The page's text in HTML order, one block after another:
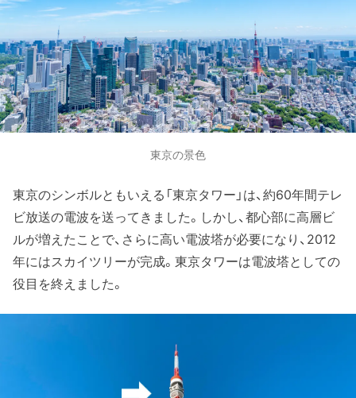
東京の景色
東京のシンボルともいえる「東京タワー」は、約60年間テレ
ビ放送の電波を送ってきました。しかし、都心部に高層ビ
ルが増えたことで、さらに高い電波塔が必要になり、2012
年にはスカイツリーが完成。東京タワーは電波塔としての
役目を終えました。